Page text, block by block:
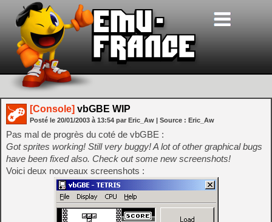
[Console] vbGBE WIP
Posté le 20/01/2003 à 13:54 par Eric_Aw | Source : Eric_Aw
Pas mal de progrès du coté de vbGBE :
Got sprites working! Still very buggy! A lot of other graphical bugs
have been fixed also. Check out some new screenshots!
Voici deux nouveaux screenshots :